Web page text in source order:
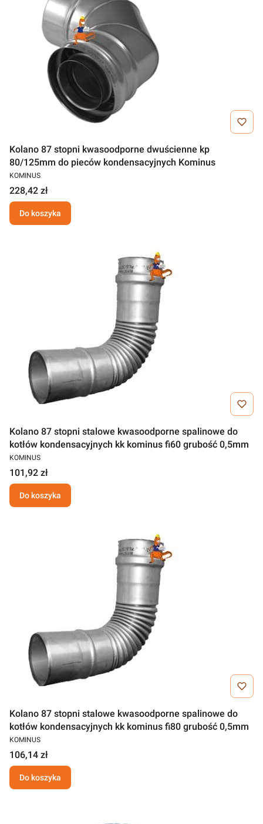
Kolano 87 stopni kwasoodporne dwuścienne kp
80/125mm do pieców kondensacyjnych Kominus
KOMINUS
228,42 zł
Do koszyka
Kolano 87 stopni stalowe kwasoodporne spalinowe do
kotłów kondensacyjnych kk kominus fi60 grubość 0,5mm
KOMINUS
101,92 zł
Do koszyka
Kolano 87 stopni stalowe kwasoodporne spalinowe do
kotłów kondensacyjnych kk kominus fi80 grubość 0,5mm
KOMINUS
106,14 zł
Do koszyka